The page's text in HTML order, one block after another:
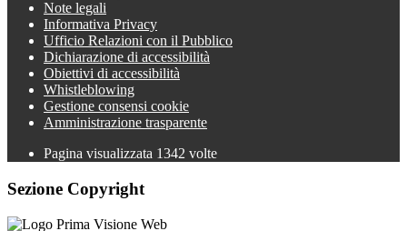
Note legali
Informativa Privacy
Ufficio Relazioni con il Pubblico
Dichiarazione di accessibilità
Obiettivi di accessibilità
Whistleblowing
Gestione consensi cookie
Amministrazione trasparente
Pagina visualizzata 1342 volte
Sezione Copyright